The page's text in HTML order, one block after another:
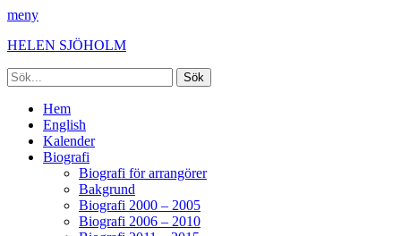
meny
HELEN SJÖHOLM
Sök
efter:
[label]
Primär
meny
Hoppa
innehåll
Hem
English
Kalender
Biografi
Biografi för arrangörer
Bakgrund
Biografi 2000 – 2005
Biografi 2006 – 2010